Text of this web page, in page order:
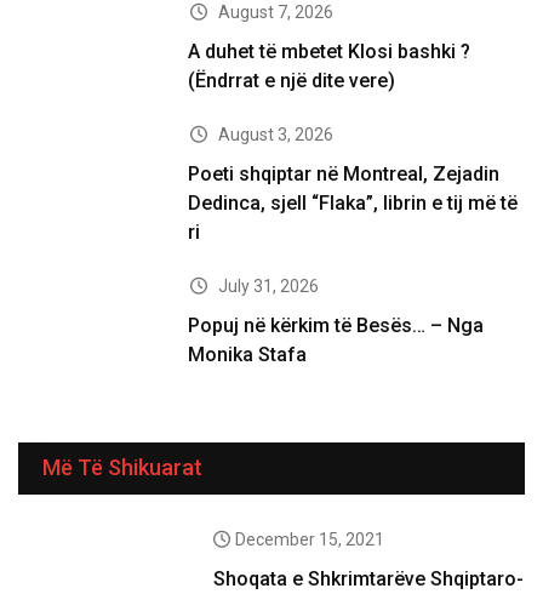
August 7, 2026
A duhet të mbetet Klosi bashki ?
(Ëndrrat e një dite vere)
August 3, 2026
Poeti shqiptar në Montreal, Zejadin
Dedinca, sjell “Flaka”, librin e tij më të
ri
July 31, 2026
Popuj në kërkim të Besës… – Nga
Monika Stafa
Më Të Shikuarat
December 15, 2021
Shoqata e Shkrimtarëve Shqiptaro-